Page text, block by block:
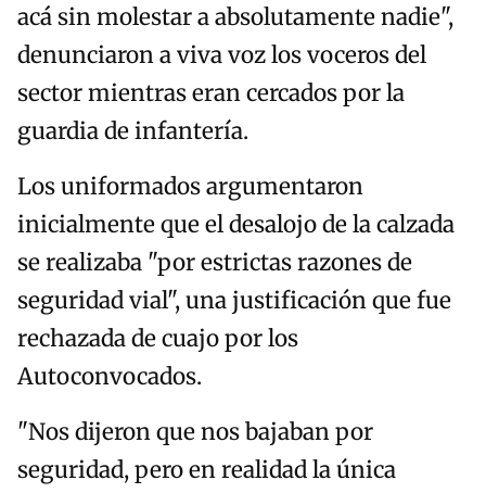
acá sin molestar a absolutamente nadie",
denunciaron a viva voz los voceros del
sector mientras eran cercados por la
guardia de infantería.
Los uniformados argumentaron
inicialmente que el desalojo de la calzada
se realizaba "por estrictas razones de
seguridad vial", una justificación que fue
rechazada de cuajo por los
Autoconvocados.
"Nos dijeron que nos bajaban por
seguridad, pero en realidad la única